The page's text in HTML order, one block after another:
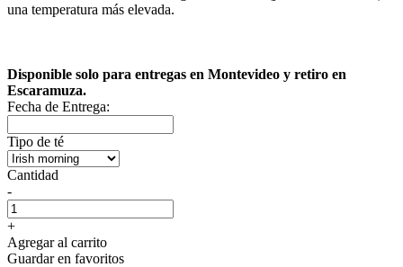
una temperatura más elevada.
Disponible solo para entregas en Montevideo y retiro en
Escaramuza.
Fecha de Entrega:
Tipo de té
Cantidad
-
+
Agregar al carrito
Guardar en favoritos